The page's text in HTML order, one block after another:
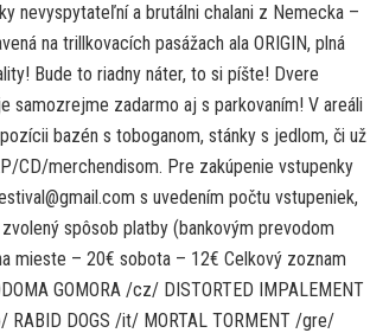
nevyspytateľní a brutálni chalani z Nemecka –
na trillkovacích pasážach ala ORIGIN, plná
Bude to riadny náter, to si píšte! Dvere
samozrejme zadarmo aj s parkovaním! V areáli
bazén s toboganom, stánky s jedlom, či už
CD/merchendisom. Pre zakúpenie vstupenky
s uvedením počtu vstupeniek,
spôsob platby (bankovým prevodom
mieste – 20€ sobota – 12€ Celkový zoznam
GOMORA /cz/ DISTORTED IMPALEMENT
DOGS /it/ MORTAL TORMENT /gre/